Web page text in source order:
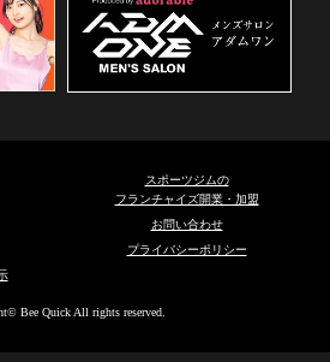
スポーツジムの
フランチャイズ開業・加盟
お問い合わせ
プライバシーポリシー
Bee Quick All rights reserved.